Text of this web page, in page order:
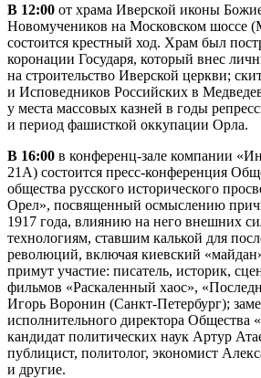
В 12:00 от храма Иверской иконы
Новомучеников на Московском шоссе
состоится крестный ход. Храм был
коронации Государя, который внес
на строительство Иверской церкви;
и Исповедников Российских в
у места массовых казней в годы
и период фашисткой оккупации Орла.
В 16:00 в конференц-зале компании
21А) состоится пресс-конференция
общества русского исторического
Орел», посвященный осмыслению
1917 года, влиянию на него внешних
технологиям, ставшим калькой для
революций, включая киевский
примут участие: писатель, историк,
фильмов «Раскаленный хаос»,
Игорь Воронин (Санкт-Петербург);
исполнительного директора Общества
кандидат политических наук Артур
публицист, политолог, экономист
и другие.